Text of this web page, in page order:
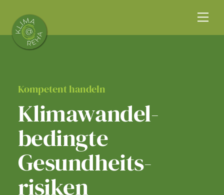
content
Kompetent handeln
Klimawandel­
bedingte
Gesundheits­
risiken